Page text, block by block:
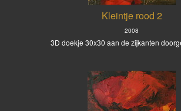
Kleintje rood 2
2008
3D doekje 30x30 aan de zijkanten